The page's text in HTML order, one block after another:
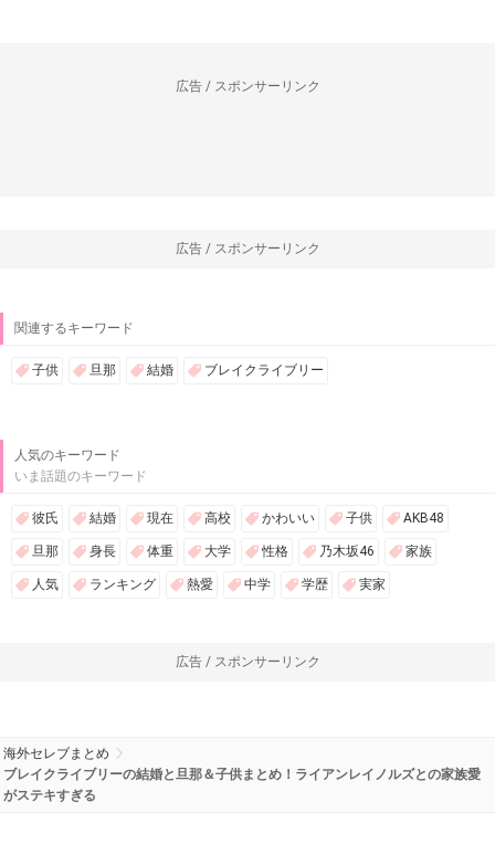
広告 / スポンサーリンク
広告 / スポンサーリンク
関連するキーワード
子供 旦那 結婚 ブレイクライブリー
人気のキーワード
いま話題のキーワード
彼氏 結婚 現在 高校 かわいい 子供 AKB48
旦那 身長 体重 大学 性格 乃木坂46 家族
人気 ランキング 熱愛 中学 学歴 実家
広告 / スポンサーリンク
海外セレブまとめ
ブレイクライブリーの結婚と旦那＆子供まとめ！ライアンレイノルズとの家族愛
がステキすぎる